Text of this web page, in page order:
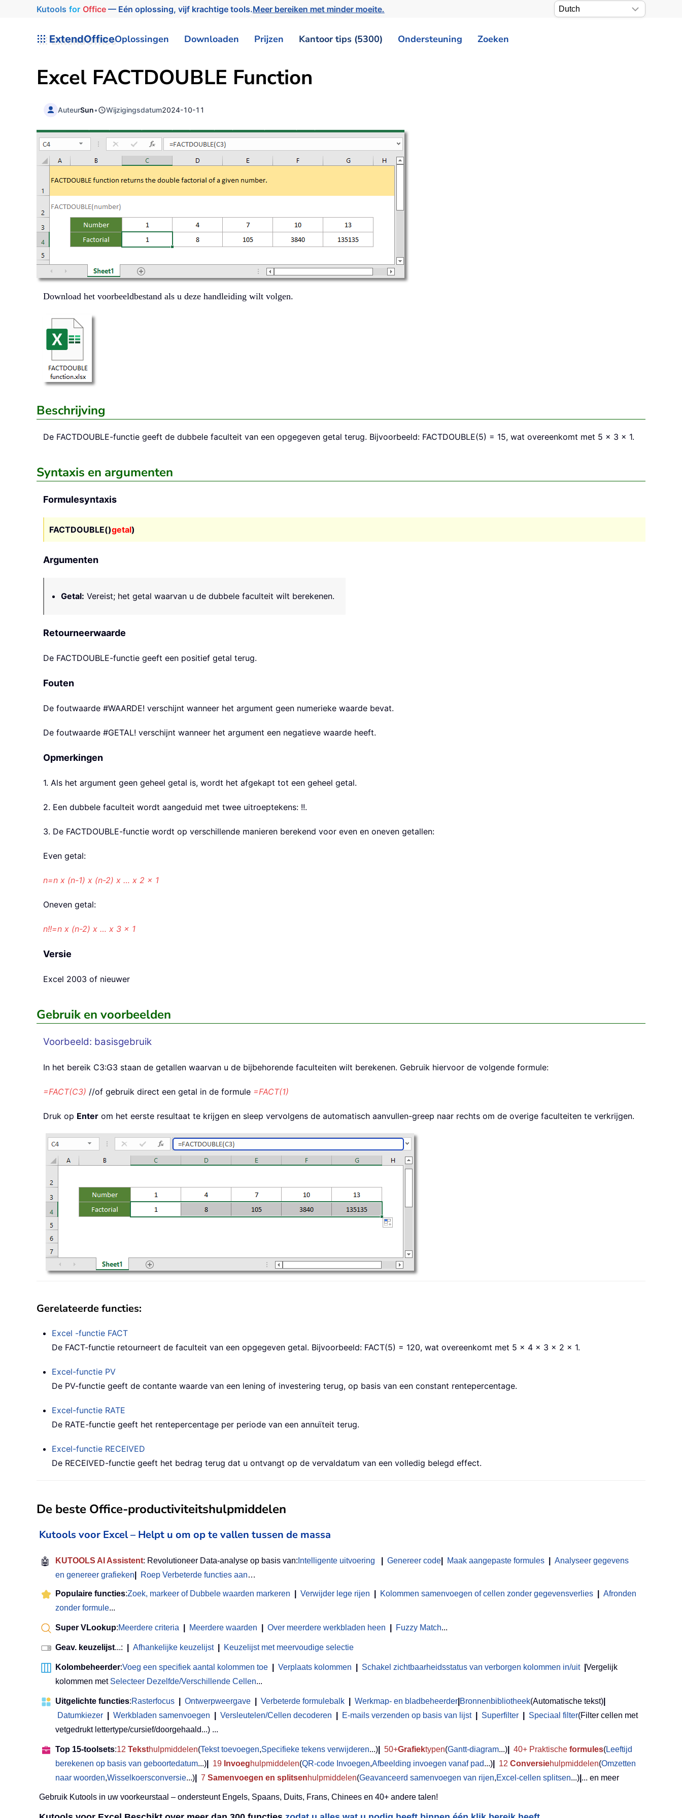
Kutools for Office— Eén oplossing, vijf krachtige tools.Meer bereiken met minder moeite.
ExtendOfficeOplossingen Downloaden Prijzen Kantoor tips (5300) Ondersteuning Zoeken
Excel FACTDOUBLE Function
AuteurSun• Wijzigingsdatum2024-10-11
Download het voorbeeldbestand als u deze handleiding wilt volgen.
Beschrijving
De FACTDOUBLE-functie geeft de dubbele faculteit van een opgegeven getal terug. Bijvoorbeeld: FACTDOUBLE(5) = 15, wat overeenkomt met 5 × 3 × 1.
Syntaxis en argumenten
Formulesyntaxis
FACTDOUBLE()getal)
Argumenten
Getal: Vereist; het getal waarvan u de dubbele faculteit wilt berekenen.
Retourneerwaarde
De FACTDOUBLE-functie geeft een positief getal terug.
Fouten
De foutwaarde #WAARDE! verschijnt wanneer het argument geen numerieke waarde bevat.
De foutwaarde #GETAL! verschijnt wanneer het argument een negatieve waarde heeft.
Opmerkingen
1. Als het argument geen geheel getal is, wordt het afgekapt tot een geheel getal.
2. Een dubbele faculteit wordt aangeduid met twee uitroeptekens: !!.
3. De FACTDOUBLE-functie wordt op verschillende manieren berekend voor even en oneven getallen:
Even getal:
n=n x (n-1) x (n-2) x … x 2 x 1
Oneven getal:
n!!=n x (n-2) x … x 3 x 1
Versie
Excel 2003 of nieuwer
Gebruik en voorbeelden
Voorbeeld: basisgebruik
In het bereik C3:G3 staan de getallen waarvan u de bijbehorende faculteiten wilt berekenen. Gebruik hiervoor de volgende formule:
=FACT(C3) //of gebruik direct een getal in de formule =FACT(1)
Druk op Enter om het eerste resultaat te krijgen en sleep vervolgens de automatisch aanvullen-greep naar rechts om de overige faculteiten te verkrijgen.
Gerelateerde functies:
Excel -functie FACT
De FACT-functie retourneert de faculteit van een opgegeven getal. Bijvoorbeeld: FACT(5) = 120, wat overeenkomt met 5 × 4 × 3 × 2 × 1.
Excel-functie PV
De PV-functie geeft de contante waarde van een lening of investering terug, op basis van een constant rentepercentage.
Excel-functie RATE
De RATE-functie geeft het rentepercentage per periode van een annuïteit terug.
Excel-functie RECEIVED
De RECEIVED-functie geeft het bedrag terug dat u ontvangt op de vervaldatum van een volledig belegd effect.
De beste Office-productiviteitshulpmiddelen
Kutools voor Excel – Helpt u om op te vallen tussen de massa
🤖 KUTOOLS AI Assistent: Revolutioneer Data-analyse op basis van: Intelligente uitvoering Genereer code Maak aangepaste formules
Analyseer gegevens
en genereer grafieken
Roep Verbeterde functies aan…
Populaire functies:Zoek, markeer of Dubbele waarden markeren Verwijder lege rijen Kolommen samenvoegen of cellen zonder gegevensverlies
Afronden
zonder formule...
Super VLookup:Meerdere criteria Meerdere waarden Over meerdere werkbladen heen Fuzzy Match...
Geav. keuzelijst...: Afhankelijke keuzelijst Keuzelijst met meervoudige selectie
Kolombeheerder:Voeg een specifiek aantal kolommen toe Verplaats kolommen Schakel zichtbaarheidsstatus van verborgen kolommen in/uit
Vergelijk
kolommen met Selecteer Dezelfde/Verschillende Cellen...
Uitgelichte functies:Rasterfocus Ontwerpweergave Verbeterde formulebalk Werkmap- en bladbeheerder Bronnenbibliotheek(Automatische tekst)
Datumkiezer
Werkbladen samenvoegen Versleutelen/Cellen decoderen E-mails verzenden op basis van lijst Superfilter Speciaal filter(Filter cellen met
vetgedrukt lettertype/cursief/doorgehaald...) ...
Top 15-toolsets:12 Teksthulpmiddelen(Tekst toevoegen,Specifieke tekens verwijderen...) 50+Grafiektypen(Gantt-diagram...) 40+ Praktische formules(Leeftijd
berekenen op basis van geboortedatum...) 19 Invoeghulpmiddelen(QR-code Invoegen,Afbeelding invoegen vanaf pad...) 12 Conversiehulpmiddelen(Omzetten
naar woorden,Wisselkoersconversie...) 7 Samenvoegen en splitsenhulpmiddelen(Geavanceerd samenvoegen van rijen,Excel-cellen splitsen...) ... en meer
Gebruik Kutools in uw voorkeurstaal – ondersteunt Engels, Spaans, Duits, Frans, Chinees en 40+ andere talen!